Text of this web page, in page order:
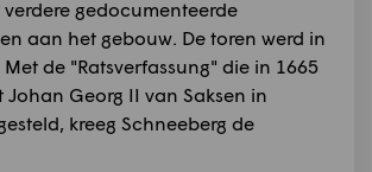
verdere gedocumenteerde
aan het gebouw. De toren werd in
de "Ratsverfassung" die in 1665
Johan Georg II van Saksen in
kreeg Schneeberg de